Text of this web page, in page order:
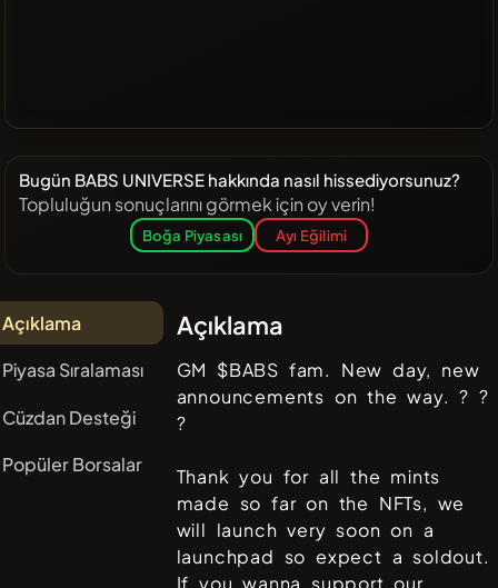
Bugün BABS UNIVERSE hakkında nasıl hissediyorsunuz?
Topluluğun sonuçlarını görmek için oy verin!
Boğa Piyasası Ayı Eğilimi
Açıklama
Piyasa Sıralaması
Cüzdan Desteği
Popüler Borsalar
Açıklama
GM $BABS fam. New day, new
announcements on the way. ? ?
?
Thank you for all the mints
made so far on the NFTs, we
will launch very soon on a
launchpad so expect a soldout.